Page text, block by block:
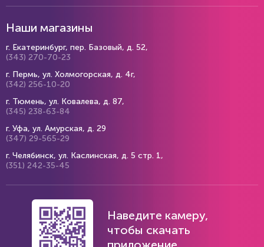
Наши магазины
г. Екатеринбург, пер. Базовый, д. 52,
(343) 270-70-23
г. Пермь, ул. Холмогорская, д. 4г,
(342) 256-10-20
г. Тюмень, ул. Ковалева, д. 87,
(345) 238-63-84
г. Уфа, ул. Амурская, д. 29
(347) 29-565-29
г. Челябинск, ул. Каслинская, д. 5 стр. 1,
(351) 242-35-45
Наведите камеру,
чтобы скачать